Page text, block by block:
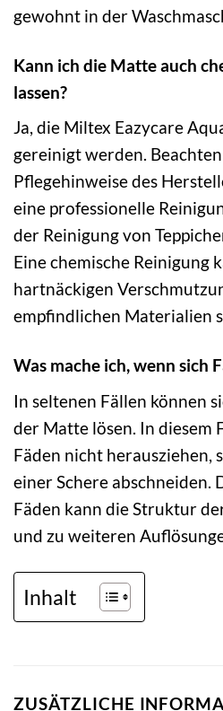
gewohnt in der
Kann ich die Matte auch
lassen?
Ja, die Miltex Eazycare
gereinigt werden.
Pflegehinweise des
eine professionelle
der Reinigung von
Eine chemische Reinigung
hartnäckigen
empfindlichen Materialien
Was mache ich, wenn sich
In seltenen Fällen können
der Matte lösen. In diesem
Fäden nicht herausziehen,
einer Schere abschneiden.
Fäden kann die Struktur
und zu weiteren
Inhalt
ZUSÄTZLICHE